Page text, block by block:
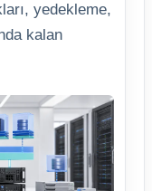
yedekleme,
kalan